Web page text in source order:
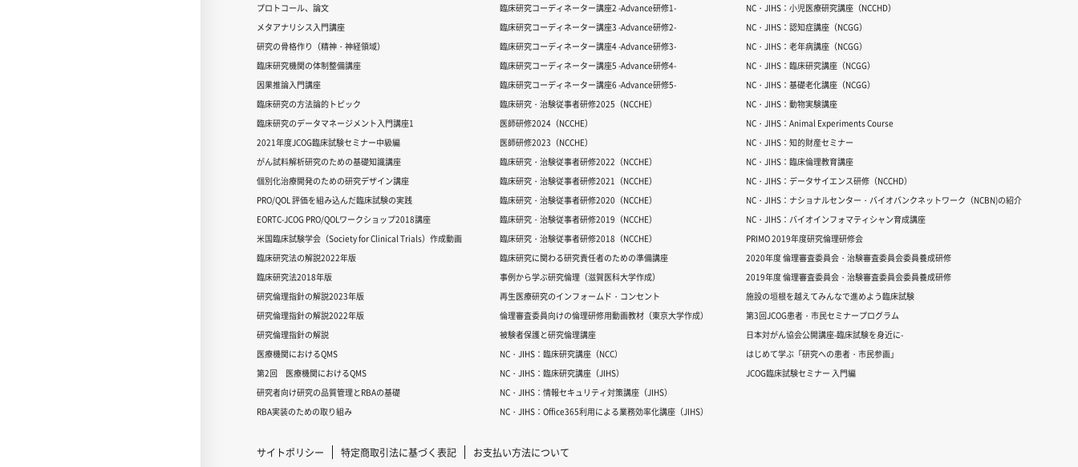
プロトコール、論文
メタアナリシス入門講座
研究の骨格作り（精神・神経領域）
臨床研究機関の体制整備講座
因果推論入門講座
臨床研究の方法論的トピック
臨床研究のデータマネージメント入門講座1
2021年度JCOG臨床試験セミナー中級編
がん試料解析研究のための基礎知識講座
個別化治療開発のための研究デザイン講座
PRO/QOL 評価を組み込んだ臨床試験の実践
EORTC-JCOG PRO/QOLワークショップ2018講座
米国臨床試験学会（Society for Clinical Trials）作成動画
臨床研究法の解説2022年版
臨床研究法2018年版
研究倫理指針の解説2023年版
研究倫理指針の解説2022年版
研究倫理指針の解説
医療機関におけるQMS
第2回 医療機関におけるQMS
研究者向け研究の品質管理とRBAの基礎
RBA実装のための取り組み
臨床研究コーディネーター講座2 -Advance研修1-
臨床研究コーディネーター講座3 -Advance研修2-
臨床研究コーディネーター講座4 -Advance研修3-
臨床研究コーディネーター講座5 -Advance研修4-
臨床研究コーディネーター講座6 -Advance研修5-
臨床研究・治験従事者研修2025（NCCHE）
医師研修2024（NCCHE）
医師研修2023（NCCHE）
臨床研究・治験従事者研修2022（NCCHE）
臨床研究・治験従事者研修2021（NCCHE）
臨床研究・治験従事者研修2020（NCCHE）
臨床研究・治験従事者研修2019（NCCHE）
臨床研究・治験従事者研修2018（NCCHE）
臨床研究に関わる研究責任者のための準備講座
事例から学ぶ研究倫理（滋賀医科大学作成）
再生医療研究のインフォームド・コンセント
倫理審査委員向けの倫理研修用動画教材（東京大学作成）
被験者保護と研究倫理講座
NC・JIHS：臨床研究講座（NCC）
NC・JIHS：臨床研究講座（JIHS）
NC・JIHS：情報セキュリティ対策講座（JIHS）
NC・JIHS：Office365利用による業務効率化講座（JIHS）
NC・JIHS：小児医療研究講座（NCCHD）
NC・JIHS：認知症講座（NCGG）
NC・JIHS：老年病講座（NCGG）
NC・JIHS：臨床研究講座（NCGG）
NC・JIHS：基礎老化講座（NCGG）
NC・JIHS：動物実験講座
NC・JIHS：Animal Experiments Course
NC・JIHS：知的財産セミナー
NC・JIHS：臨床倫理教育講座
NC・JIHS：データサイエンス研修（NCCHD）
NC・JIHS：ナショナルセンター・バイオバンクネットワーク（NCBN)の紹介
NC・JIHS：バイオインフォマティシャン育成講座
PRIMO 2019年度研究倫理研修会
2020年度 倫理審査委員会・治験審査委員会委員養成研修
2019年度 倫理審査委員会・治験審査委員会委員養成研修
施設の垣根を越えてみんなで進めよう臨床試験
第3回JCOG患者・市民セミナープログラム
日本対がん協会公開講座-臨床試験を身近に-
はじめて学ぶ「研究への患者・市民参画」
JCOG臨床試験セミナー 入門編
サイトポリシー 特定商取引法に基づく表記 お支払い方法について